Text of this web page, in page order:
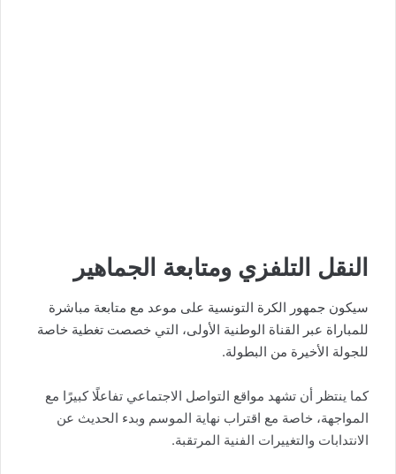
النقل التلفزي ومتابعة الجماهير
سيكون جمهور الكرة التونسية على موعد مع متابعة مباشرة
للمباراة عبر القناة الوطنية الأولى، التي خصصت تغطية خاصة
للجولة الأخيرة من البطولة.
كما ينتظر أن تشهد مواقع التواصل الاجتماعي تفاعلًا كبيرًا مع
المواجهة، خاصة مع اقتراب نهاية الموسم وبدء الحديث عن
الانتدابات والتغييرات الفنية المرتقبة.